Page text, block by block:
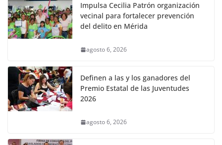
Impulsa Cecilia Patrón organización
vecinal para fortalecer prevención
del delito en Mérida
agosto 6, 2026
Definen a las y los ganadores del
Premio Estatal de las Juventudes
2026
agosto 6, 2026